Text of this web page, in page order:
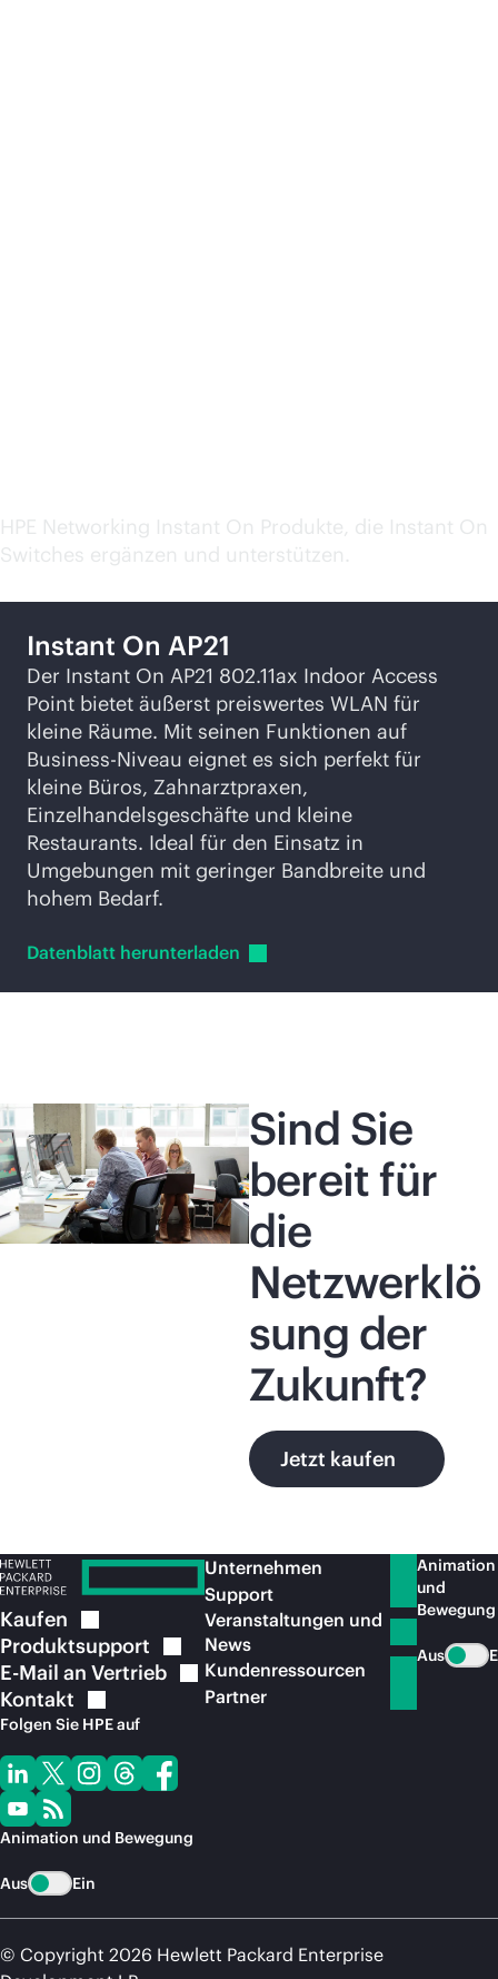
HPE Networking Instant On Produkte, die Instant On
Switches ergänzen und unterstützen.
Instant On AP21
Der Instant On AP21 802.11ax Indoor Access
Point bietet äußerst preiswertes WLAN für
kleine Räume. Mit seinen Funktionen auf
Business-Niveau eignet es sich perfekt für
kleine Büros, Zahnarztpraxen,
Einzelhandelsgeschäfte und kleine
Restaurants. Ideal für den Einsatz in
Umgebungen mit geringer Bandbreite und
hohem Bedarf.
Datenblatt herunterladen
Sind Sie
bereit für
die
Netzwerklö
sung der
Zukunft?
Jetzt kaufen
Kaufen
Produktsupport
E-Mail an Vertrieb
Kontakt
Folgen Sie HPE auf
Animation und Bewegung
Aus Ein
Unternehmen
Support
Veranstaltungen und
News
Kundenressourcen
Partner
Animation
und
Bewegung
Aus
© Copyright 2026 Hewlett Packard Enterprise